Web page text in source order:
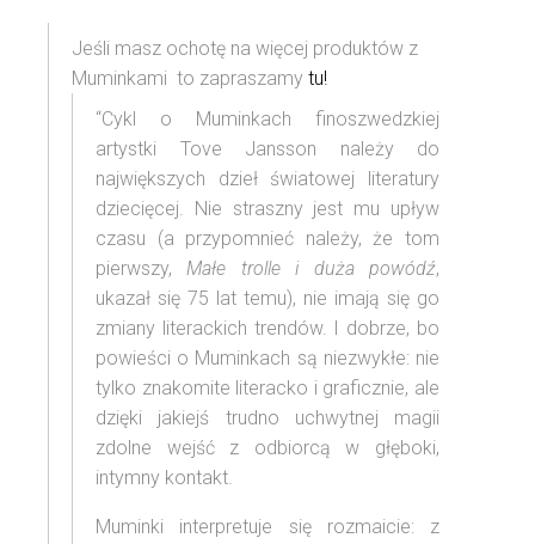
Jeśli masz ochotę na więcej produktów z
Muminkami to zapraszamy tu!
“Cykl o Muminkach finoszwedzkiej
artystki Tove Jansson należy do
największych dzieł światowej literatury
dziecięcej. Nie straszny jest mu upływ
czasu (a przypomnieć należy, że tom
pierwszy,Małe trolle i duża powódź,
ukazał się 75 lat temu), nie imają się go
zmiany literackich trendów. I dobrze, bo
powieści o Muminkach są niezwykłe: nie
tylko znakomite literacko i graficznie, ale
dzięki jakiejś trudno uchwytnej magii
zdolne wejść z odbiorcą w głęboki,
intymny kontakt.
Muminki interpretuje się rozmaicie: z